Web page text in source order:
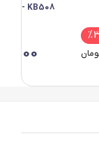
%
KB508 - کرم روشن